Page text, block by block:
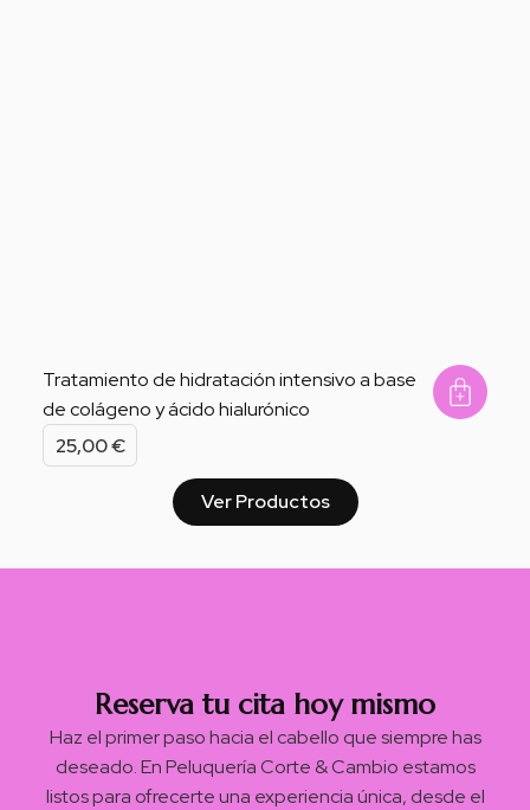
Tratamiento de hidratación intensivo a base
de colágeno y ácido hialurónico
25,00€
Add
Ver Productos
Reserva tu cita hoy mismo
Haz el primer paso hacia el cabello que siempre has
deseado. En Peluquería Corte & Cambio estamos
listos para ofrecerte una experiencia única, desde el